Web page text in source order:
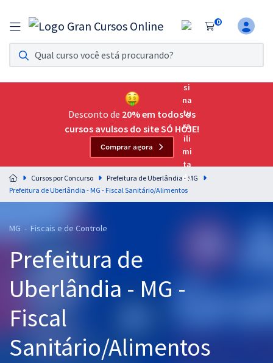
0
Assinatura Ilimitada 11
Acesso a todos os cursos. Teste grátis por 7 dias!
Assinatura OAB Até Passar
Acesso ilimitado a toda preparação para o Exame da
Residências Multiprofissionais
Preparação completa e intensiva para as principais
residências em saúde do Brasil
Cursos 20% OFF
Graduação
OAB
Desconto de 20% em todos os
cursos avulsos do site SÓ HOJE!
Comprar agora
Cursos por Concurso
Prefeitura de Uberlândia - MG
Prefeitura de Uberlândia - MG - Fiscal Sanitário/Alimentos
MG - Fiscais e de Controle
Prefeitura de
Uberlândia - MG -
Fiscal
Sanitário/Alimentos